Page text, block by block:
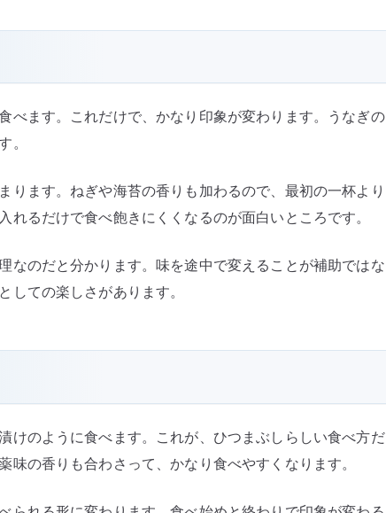
べます。これだけで、かなり印象が変わります。うなぎの
。
ります。ねぎや海苔の香りも加わるので、最初の一杯より
るだけで食べ飽きにくくなるのが面白いところです。
なのだと分かります。味を途中で変えることが補助ではな
しての楽しさがあります。
けのように食べます。これが、ひつまぶしらしい食べ方だ
の香りも合わさって、かなり食べやすくなります。